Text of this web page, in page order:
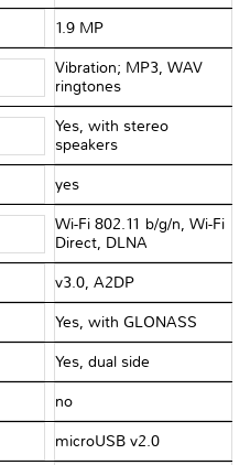
1.9 MP
Vibration; MP3, WAV
ringtones
Yes, with stereo
speakers
yes
Wi-Fi 802.11 b/g/n, Wi-Fi
Direct, DLNA
v3.0, A2DP
Yes, with GLONASS
Yes, dual side
no
microUSB v2.0